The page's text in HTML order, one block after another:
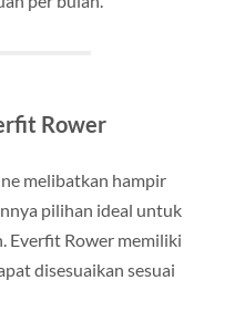
Rower
melibatkan hampir
pilihan ideal untuk
Everfit Rower memiliki
disesuaikan sesuai